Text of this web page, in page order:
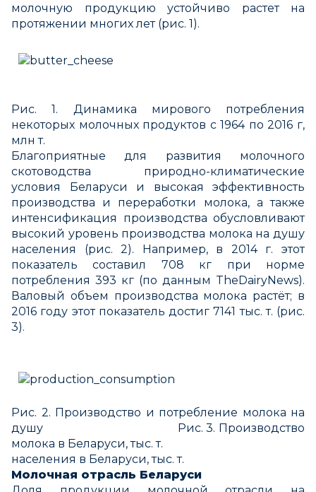
молочную продукцию устойчиво растет на
протяжении многих лет (рис. 1).
Рис. 1. Динамика мирового потребления
некоторых молочных продуктов с 1964 по 2016 г,
млн т.
Благоприятные для развития молочного
скотоводства природно-климатические
условия Беларуси и высокая эффективность
производства и переработки молока, а также
интенсификация производства обусловливают
высокий уровень производства молока на душу
населения (рис. 2). Например, в 2014 г. этот
показатель составил 708 кг при норме
потребления 393 кг (по данным TheDairyNews).
Валовый объем производства молока растёт; в
2016 году этот показатель достиг 7141 тыс. т. (рис.
3).
Рис. 2. Производство и потребление молока на
душу Рис. 3. Производство
молока в Беларуси, тыс. т.
населения в Беларуси, тыс. т.
Молочная отрасль Беларуси